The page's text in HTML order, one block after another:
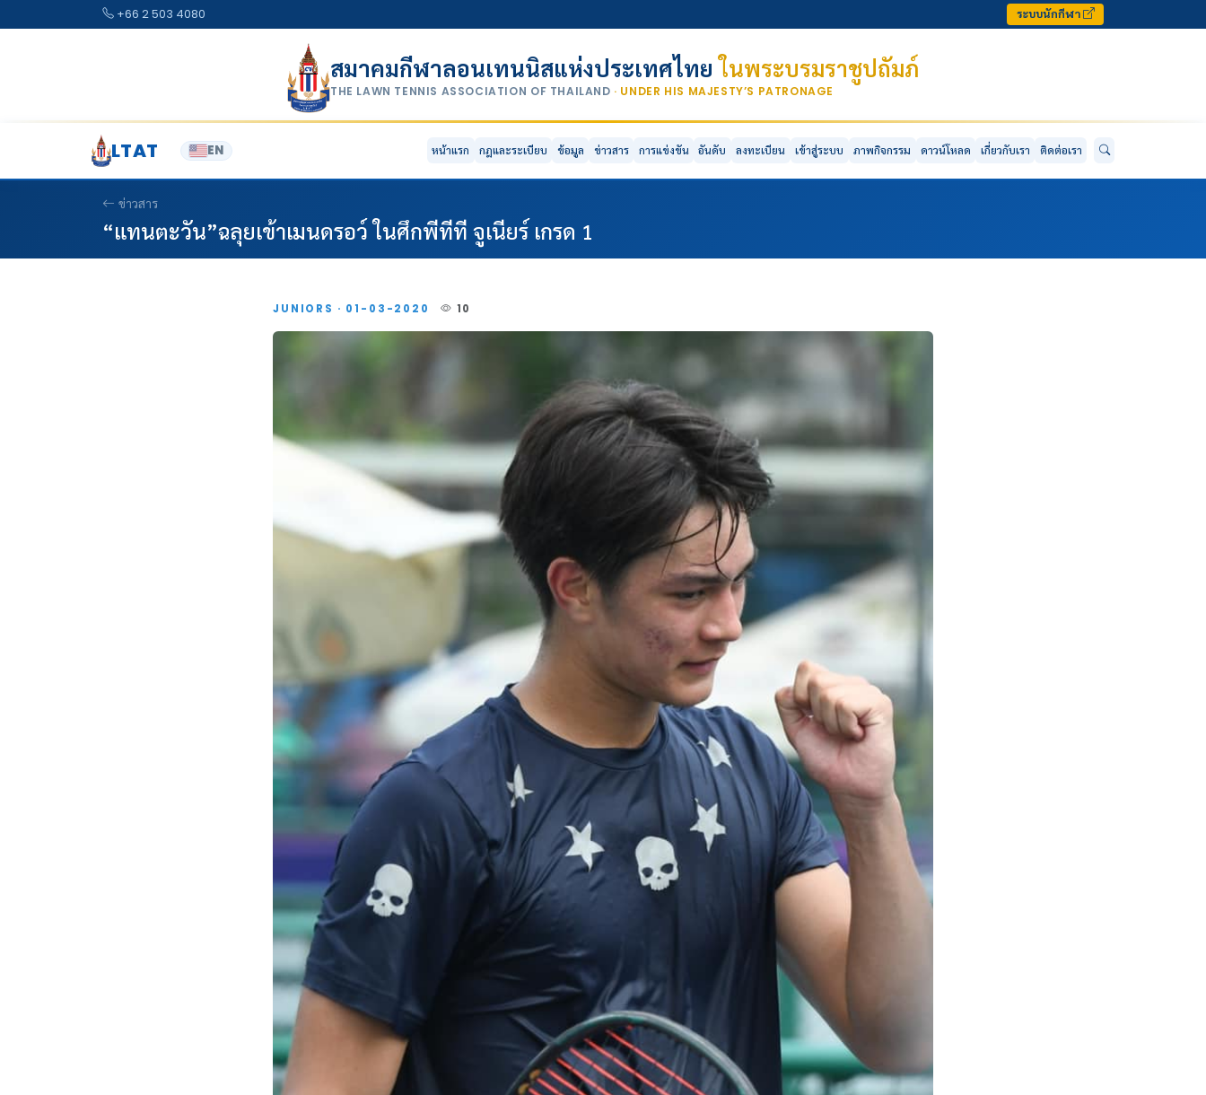
+66 2 503 4080 ระบบนักกีฬา
สมาคมกีฬาลอนเทนนิสแห่งประเทศไทยในพระบรมราชูปถัมภ์
THE LAWN TENNIS ASSOCIATION OF THAILAND · UNDER HIS MAJESTY’S PATRONAGE
LTAT EN หน้าแรก กฎและระเบียบ ข้อมูล ข่าวสาร การแข่งขัน อันดับ ลงทะเบียน เข้าสู่ระบบ ภาพกิจกรรม ดาวน์โหลด เกี่ยวกับเรา ติดต่อเรา
ข่าวสาร
“แทนตะวัน”ฉลุยเข้าเมนดรอว์ ในศึกพีทีที จูเนียร์ เกรด 1
JUNIORS · 01-03-2020 10